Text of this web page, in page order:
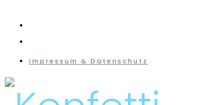
Impressum & Datenschutz